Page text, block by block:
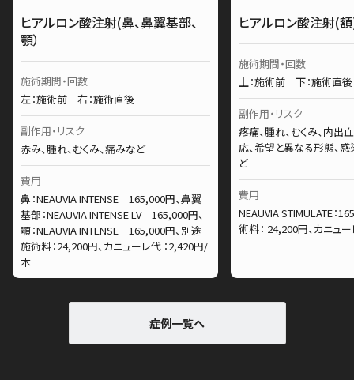
ヒアルロン酸注射(鼻、鼻翼基部、
顎）
施術期間・回数
左：施術前 右：施術直後
副作用・リスク
赤み、腫れ、むくみ、痛みなど
費用
鼻：NEAUVIA INTENSE 165,000円、鼻翼
基部：NEAUVIA INTENSE LV 165,000円、
顎：NEAUVIA INTENSE 165,000円、別途
施術料：24,200円、カニューレ代 ：2,420円/
本
ヒアルロン酸注射(
施術期間・回数
上：施術前 下：施術直後
副作用・リスク
疼痛、腫れ、むくみ、内出
応、希望と異なる形態、
ど
費用
NEAUVIA STIMULATE：
術料： 24,200円、カニュ
症例一覧へ